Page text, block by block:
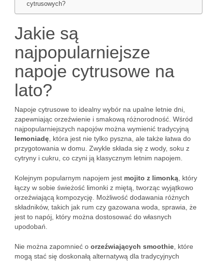
cytrusowych?
Jakie są
najpopularniejsze
napoje cytrusowe na
lato?
Napoje cytrusowe to idealny wybór na upalne letnie dni,
zapewniając orzeźwienie i smakową różnorodność. Wśród
najpopularniejszych napojów można wymienić tradycyjną
lemoniadę , która jest nie tylko pyszna, ale także łatwa do
przygotowania w domu. Zwykle składa się z wody, soku z
cytryny i cukru, co czyni ją klasycznym letnim napojem.
Kolejnym popularnym napojem jest mojito z limonką , który
łączy w sobie świeżość limonki z miętą, tworząc wyjątkowo
orzeźwiającą kompozycję. Możliwość dodawania różnych
składników, takich jak rum czy gazowana woda, sprawia, że
jest to napój, który można dostosować do własnych
upodobań.
Nie można zapomnieć o orzeźwiających smoothie , które
mogą stać się doskonałą alternatywą dla tradycyjnych